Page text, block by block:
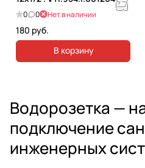
0 0 Нет в наличии
180 руб.
В корзину
Водорозетка —
подключение
инженерных